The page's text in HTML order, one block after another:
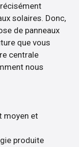
solaires. Donc,
de panneaux
que vous
centrale
nous
moyen et
produite